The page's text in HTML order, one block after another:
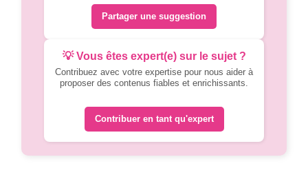
Partager une suggestion
💡 Vous êtes expert(e) sur le sujet ?
Contribuez avec votre expertise pour nous aider à
proposer des contenus fiables et enrichissants.
Contribuer en tant qu'expert